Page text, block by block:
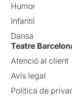
Humor
Infantil
Dansa
Teatre
Atenció al client
Avís legal
Política de